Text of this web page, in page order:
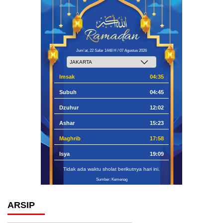
Jum'at, 22 Safar 1448 H / 07 Agustus 2026
Imsak 04:35
Subuh 04:45
Dzuhur 12:02
Ashar 15:23
Maghrib 17:58
Isya 19:09
Tidak ada waktu sholat berikutnya hari ini.
Sumber: Kemenag
ARSIP